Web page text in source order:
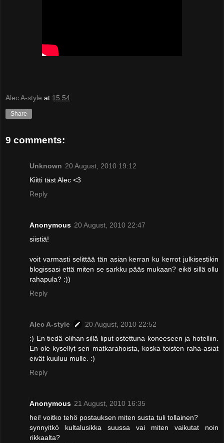
Alec A-style at 15:54
Share
9 comments:
Unknown 20 August, 2010 19:12
Kiitti täst Alec <3
Reply
Anonymous 20 August, 2010 22:47
siistiä!
voit varmasti selittää tän asian kerran ku kerrot julkisestikin
blogissasi että miten se sarkku pääs mukaan? eikö sillä ollu
rahapula? :))
Reply
Alec A-style
20 August, 2010 22:52
:) En tiedä olihan sillä liput ostettuna koneeseen ja hotelliin.
En ole kysellyt sen matkarahoista, koska toisten raha-asiat
eivät kuuluu mulle. :)
Reply
Anonymous 21 August, 2010 16:35
hei! voitko tehö postauksen miten susta tuli tollainen?
synnyitkö kultalusikka suussa vai miten vaikutat noin
rikkaalta?